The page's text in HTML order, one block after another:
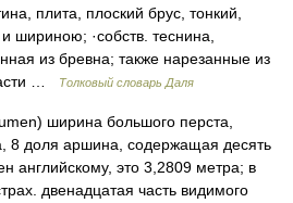
плита, плоский брус, тонкий,
шириною; ·собств. теснина,
из бревна; также нарезанные из
…
Толковый словарь Даля
ширина большого перста,
8 доля аршина, содержащая десять
английскому, это 3,2809 метра; в
двенадцатая часть видимого